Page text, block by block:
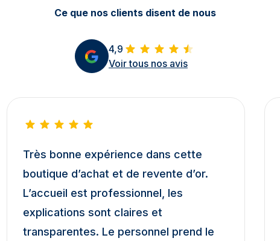
Ce que nos clients disent de nous
4,9
Voir tous nos avis
Très bonne expérience dans cette
boutique d’achat et de revente d’or.
L’accueil est professionnel, les
explications sont claires et
transparentes. Le personnel prend le